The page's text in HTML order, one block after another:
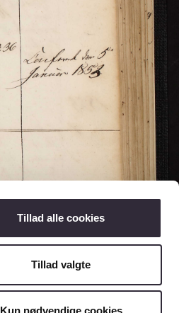
Tillad alle cookies
Tillad valgte
Kun nødvendige cookies